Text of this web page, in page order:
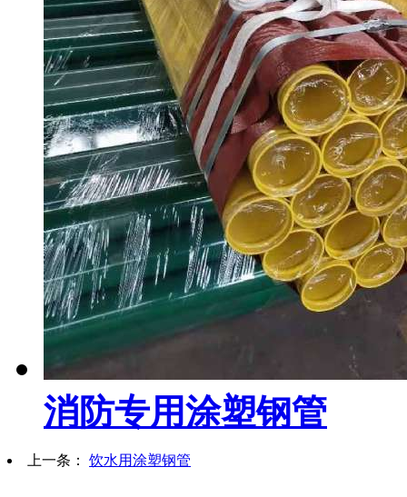
消防专用涂塑钢管
上一条： 饮水用涂塑钢管